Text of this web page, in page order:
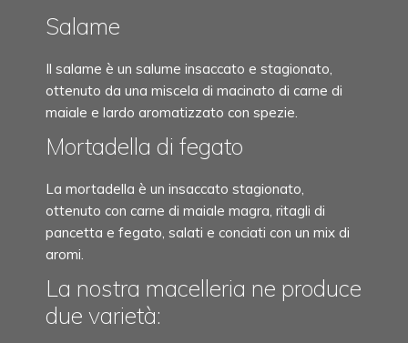
Salame
Il salame è un salume insaccato e stagionato,
ottenuto da una miscela di macinato di carne di
maiale e lardo aromatizzato con spezie.
Mortadella di fegato
La mortadella è un insaccato stagionato,
ottenuto con carne di maiale magra, ritagli di
pancetta e fegato, salati e conciati con un mix di
aromi.
La nostra macelleria ne produce
due varietà: